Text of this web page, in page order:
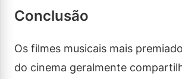
Conclusão
Os filmes musicais mais
do cinema geralmente